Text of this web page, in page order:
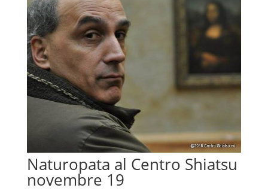
Naturopata al Centro Shiatsu
novembre 19